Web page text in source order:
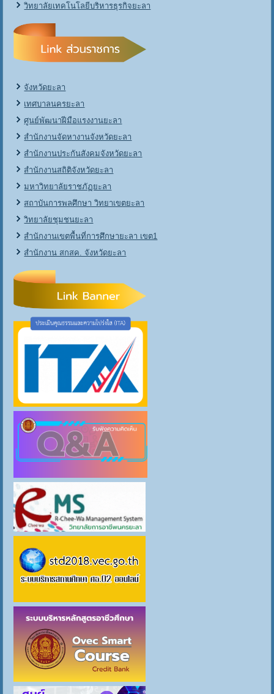
วิทยาลัยเทคโนโลยีบริหารธุรกิจยะลา
จังหวัดยะลา
เทศบาลนครยะลา
ศูนย์พัฒนาฝีมือแรงงานยะลา
สำนักงานจัดหางานจังหวัดยะลา
สำนักงานประกันสังคมจังหวัดยะลา
สำนักงานสถิติจังหวัดยะลา
มหาวิทยาลัยราชภัฏยะลา
สถาบันการพลศึกษา วิทยาเขตยะลา
วิทยาลัยชุมชนยะลา
สำนักงานเขตพื้นที่การศึกษายะลา เขต1
สำนักงาน สกสค. จังหวัดยะลา